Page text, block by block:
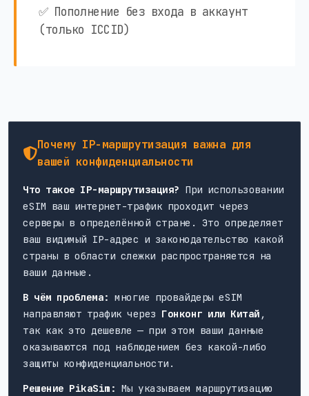
✅ Пополнение без входа в аккаунт
(только ICCID)
Почему IP-маршрутизация важна для
вашей конфиденциальности
Что такое IP-маршрутизация? При использовании
eSIM ваш интернет-трафик проходит через
серверы в определённой стране. Это определяет
ваш видимый IP-адрес и законодательство какой
страны в области слежки распространяется на
ваши данные.
В чём проблема: многие провайдеры eSIM
направляют трафик через Гонконг или Китай ,
так как это дешевле — при этом ваши данные
оказываются под наблюдением без какой-либо
защиты конфиденциальности.
Решение PikaSim: Мы указываем маршрутизацию